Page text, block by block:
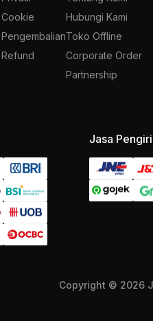
Hubungi Kami
Toko Offline
Corporate Order
Partnership
Jasa
Copyright © 2026